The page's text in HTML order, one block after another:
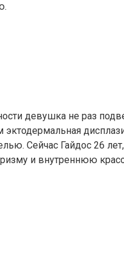
девушка не раз
Сейчас Гайдос 26
и внутреннюю